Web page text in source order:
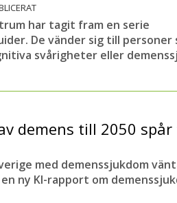
har tagit fram en serie
De vänder sig till personer
svårigheter eller
demens till 2050
med demenssjukdom
ny KI-rapport om